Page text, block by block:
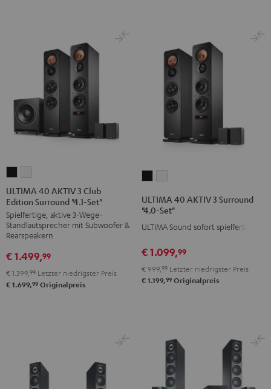
40
AKTIV
3
Club
Surround
"4.1-
Set"
40
AKTIV
3
Club
Surround
"4.1-
Set"
ULTIMA 40 AKTIV 3 Club
Edition Surround "4.1-Set"
Spielfertige, aktive 3-Wege-
Standlautsprecher mit Subwoofer &
Rearspeakern
€ 1.499,99
€ 1.399, 99 Letzter niedrigster Preis
€ 1.699,99 Originalpreis
AKTIV
"4.0-
Set"
Schwarz
AKTIV
"4.0-
Weiß
ULTIMA 40 AKTIV 3 Surround
"4.0-Set"
ULTIMA Sound sofort spielfertig
€ 1.099,99
€ 999, 99 Letzter niedrigster Preis
€ 1.199,99 Originalpreis